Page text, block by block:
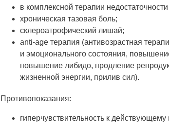
в комплексной терапии
хроническая тазовая боль;
склероатрофический лишай;
anti-age терапия (антивозрастная
и эмоционального состояния,
повышение либидо, продление
жизненной энергии, прилив сил).
Противопоказания:
гиперчувствительность к